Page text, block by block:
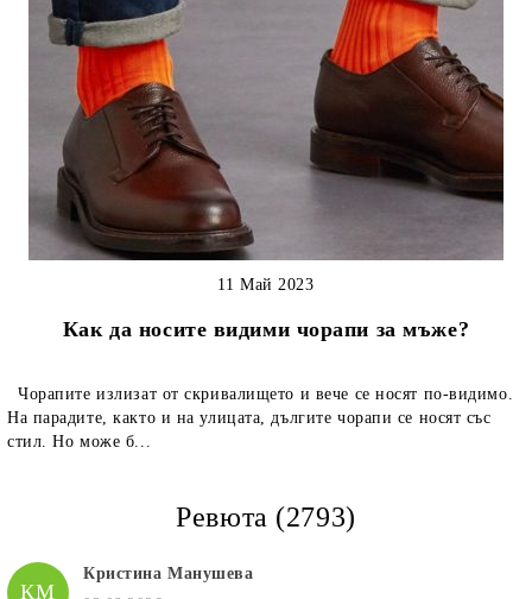
Как да носите видими чорапи за мъже?
11 Май 2023
Чорапите излизат от скривалището и вече се носят по-видимо.
На парадите, както и на улицата, дългите чорапи се носят със
стил. Но може б...
Ревюта (2793)
КМ
Кристина Манушева